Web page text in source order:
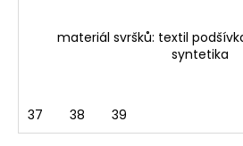
materiál svršků: textil
syntetika
37 38 39